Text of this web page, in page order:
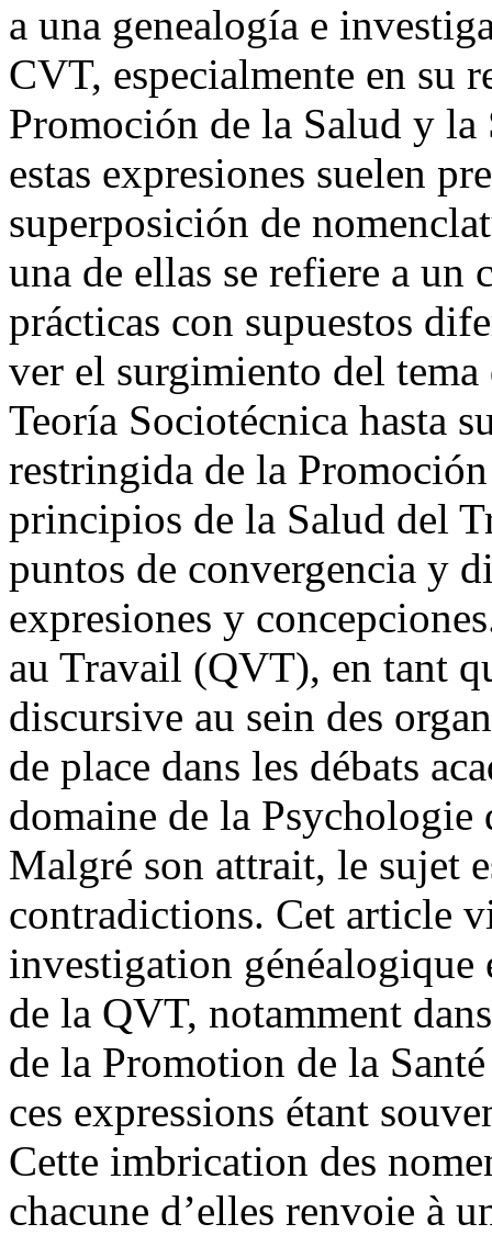
a una genealogía e
CVT, especialmente en su
Promoción de la Salud y la
estas expresiones suelen
superposición de
una de ellas se refiere a un
prácticas con supuestos
ver el surgimiento del
Teoría Sociotécnica hasta
restringida de la
principios de la Salud del
puntos de convergencia y
expresiones y
au Travail (QVT), en tant
discursive au sein des
de place dans les débats
domaine de la
Malgré son attrait, le sujet
contradictions. Cet article
investigation généalogique
de la QVT, notamment
de la Promotion de la
ces expressions étant
Cette imbrication des
chacune d’elles renvoie à